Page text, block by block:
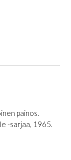
painos.
-sarjaa, 1965.